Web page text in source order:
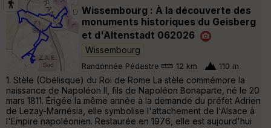
Wissembourg : À la découverte des
monuments historiques du Geisberg
et d'Altenstadt 062026
Wissembourg
Randonnée Pédestre 12 km 110 m
1. Stèle (Obélisque) du Roi de Rome La stèle commémore la
naissance de Napoléon II, fils de Napoléon Bonaparte, né le 20
mars 1811. Érigée la même année à la demande du préfet Adrien
de Lezay-Marnésia, elle symbolise l'attachement de l'Alsace à
l'Empire napoléonien. Restaurée en 1976, elle est aujourd'hui